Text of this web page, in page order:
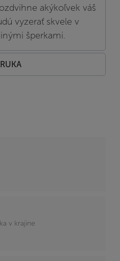
akýkoľvek váš
vyzerať skvele v
šperkami.
v krajine